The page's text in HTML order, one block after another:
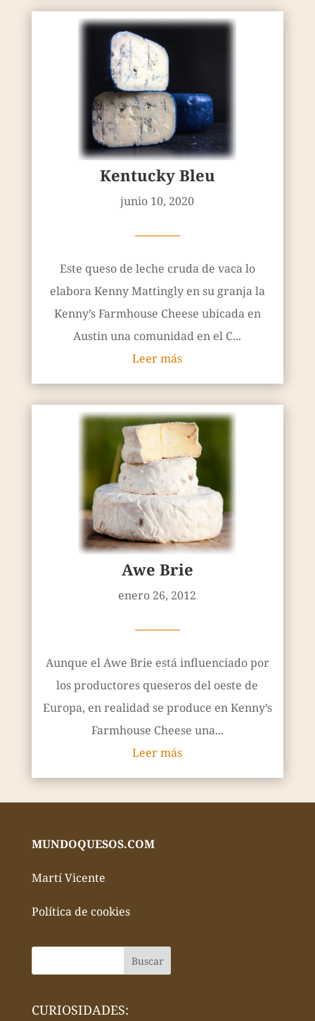
Kentucky Bleu
junio 10, 2020
————
Este queso de leche cruda de vaca lo
elabora Kenny Mattingly en su granja la
Kenny’s Farmhouse Cheese ubicada en
Austin una comunidad en el C...
Leer más
Awe Brie
enero 26, 2012
————
Aunque el Awe Brie está influenciado por
los productores queseros del oeste de
Europa, en realidad se produce en Kenny’s
Farmhouse Cheese una...
Leer más
MUNDOQUESOS.COM
Martí Vicente
Política de cookies
CURIOSIDADES: